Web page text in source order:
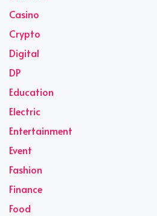
Casino
Crypto
Digital
DP
Education
Electric
Entertainment
Event
Fashion
Finance
Food